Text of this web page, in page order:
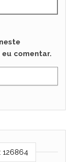
comentar.
126864